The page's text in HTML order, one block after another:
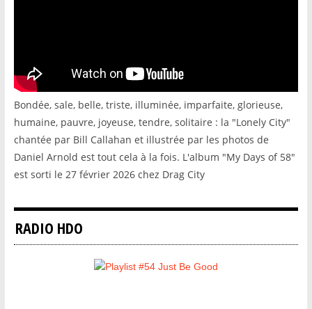
Bondée, sale, belle, triste, illuminée, imparfaite, glorieuse,
humaine, pauvre, joyeuse, tendre, solitaire : la "Lonely City"
chantée par Bill Callahan et illustrée par les photos de
Daniel Arnold est tout cela à la fois. L'album "My Days of 58"
est sorti le 27 février 2026 chez Drag City
RADIO HDO